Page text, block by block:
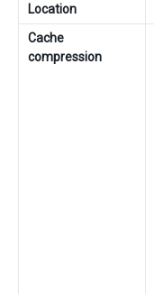
Location
Cache
compression